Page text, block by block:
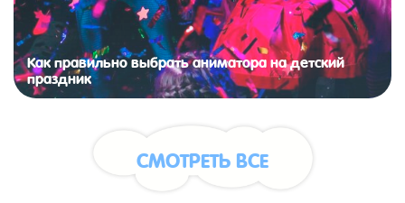
Как правильно выбрать аниматора на детский
праздник
СМОТРЕТЬ ВСЕ